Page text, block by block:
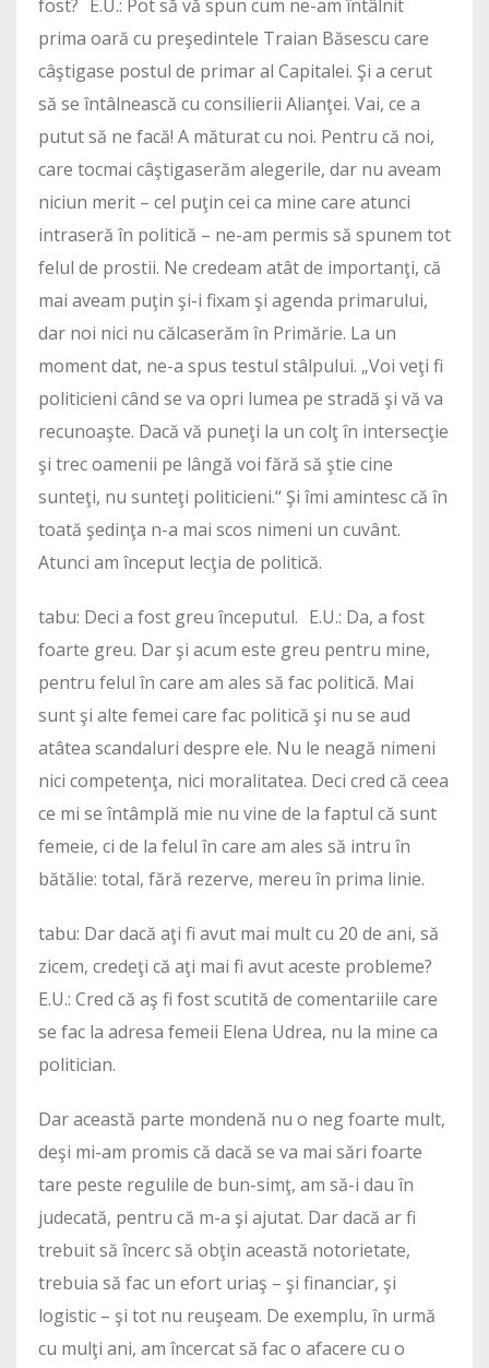
fost? E.U.: Pot să vă spun cum ne-am întâlnit
prima oară cu preşedintele Traian Băsescu care
câştigase postul de primar al Capitalei. Şi a cerut
să se întâlnească cu consilierii Alianţei. Vai, ce a
putut să ne facă! A măturat cu noi. Pentru că noi,
care tocmai câştigaserăm alegerile, dar nu aveam
niciun merit – cel puţin cei ca mine care atunci
intraseră în politică – ne-am permis să spunem tot
felul de prostii. Ne credeam atât de importanţi, că
mai aveam puţin şi-i fixam şi agenda primarului,
dar noi nici nu călcaserăm în Primărie. La un
moment dat, ne-a spus testul stâlpului. „Voi veţi fi
politicieni când se va opri lumea pe stradă şi vă va
recunoaşte. Dacă vă puneţi la un colţ în intersecţie
şi trec oamenii pe lângă voi fără să ştie cine
sunteţi, nu sunteţi politicieni.“ Şi îmi amintesc că în
toată şedinţa n-a mai scos nimeni un cuvânt.
Atunci am început lecţia de politică.
tabu: Deci a fost greu începutul. E.U.: Da, a fost
foarte greu. Dar şi acum este greu pentru mine,
pentru felul în care am ales să fac politică. Mai
sunt şi alte femei care fac politică şi nu se aud
atâtea scandaluri despre ele. Nu le neagă nimeni
nici competenţa, nici moralitatea. Deci cred că ceea
ce mi se întâmplă mie nu vine de la faptul că sunt
femeie, ci de la felul în care am ales să intru în
bătălie: total, fără rezerve, mereu în prima linie.
tabu: Dar dacă aţi fi avut mai mult cu 20 de ani, să
zicem, credeţi că aţi mai fi avut aceste probleme?
E.U.: Cred că aş fi fost scutită de comentariile care
se fac la adresa femeii Elena Udrea, nu la mine ca
politician.
Dar această parte mondenă nu o neg foarte mult,
deşi mi-am promis că dacă se va mai sări foarte
tare peste regulile de bun-simţ, am să-i dau în
judecată, pentru că m-a şi ajutat. Dar dacă ar fi
trebuit să încerc să obţin această notorietate,
trebuia să fac un efort uriaş – şi financiar, şi
logistic – şi tot nu reuşeam. De exemplu, în urmă
cu mulţi ani, am încercat să fac o afacere cu o